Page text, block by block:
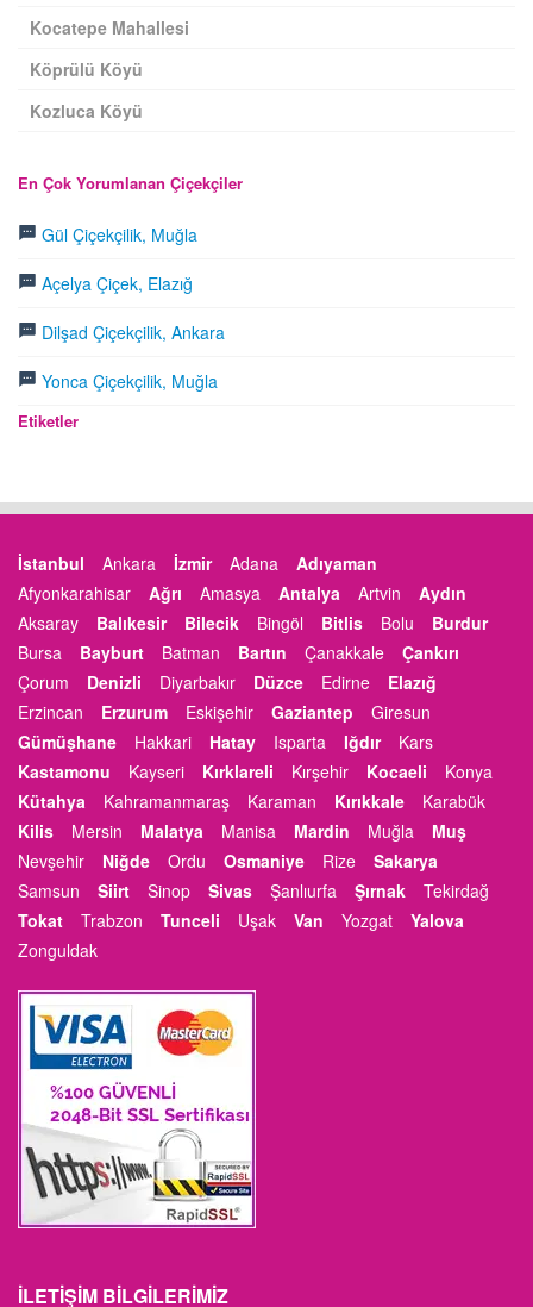
Kocatepe Mahallesi
Köprülü Köyü
Kozluca Köyü
En Çok Yorumlanan Çiçekçiler
Gül Çiçekçilik, Muğla
Açelya Çiçek, Elazığ
Dilşad Çiçekçilik, Ankara
Yonca Çiçekçilik, Muğla
Etiketler
İstanbul Ankara İzmir Adana
Adıyaman
Afyonkarahisar
Ağrı Amasya Antalya Artvin
Aydın
Aksaray
Balıkesir Bilecik Bingöl Bitlis Bolu
Burdur
Bursa
Bayburt Batman Bartın Çanakkale
Çankırı
Çorum
Denizli Diyarbakır Düzce Edirne
Elazığ
Erzincan
Erzurum Eskişehir Gaziantep
Giresun
Gümüşhane
Hakkari Hatay Isparta Iğdır
Kars
Kastamonu
Kayseri Kırklareli Kırşehir Kocaeli
Konya
Kütahya
Kahramanmaraş Karaman Kırıkkale
Karabük
Kilis
Mersin Malatya Manisa Mardin Muğla
Muş
Nevşehir
Niğde Ordu Osmaniye Rize
Sakarya
Samsun
Siirt Sinop Sivas Şanlıurfa Şırnak
Tekirdağ
Tokat
Trabzon Tunceli Uşak Van Yozgat
Yalova
Zonguldak
İLETIŞIM BILGILERIMIZ